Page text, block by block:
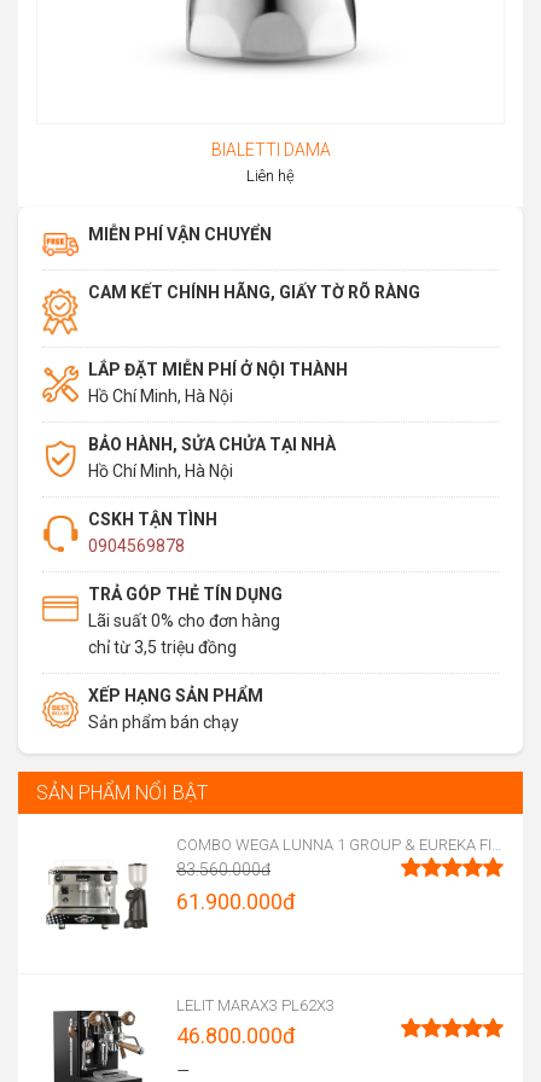
BIALETTI DAMA
Liên hệ
MIỄN PHÍ VẬN CHUYỂN
CAM KẾT CHÍNH HÃNG, GIẤY TỜ RÕ RÀNG
LẮP ĐẶT MIỄN PHÍ Ở NỘI THÀNH
Hồ Chí Minh, Hà Nội
BẢO HÀNH, SỬA CHỬA TẠI NHÀ
Hồ Chí Minh, Hà Nội
CSKH TẬN TÌNH
0904569878
TRẢ GÓP THẺ TÍN DỤNG
Lãi suất 0% cho đơn hàng
chỉ từ 3,5 triệu đồng
XẾP HẠNG SẢN PHẨM
Sản phẩm bán chạy
SẢN PHẨM NỔI BẬT
83.560.000đ
Original
83.560.000đ.
61.900.000đ
is:
61.900.000đ.
LELIT MARAX3 PL62X3
46.800.000đ
–